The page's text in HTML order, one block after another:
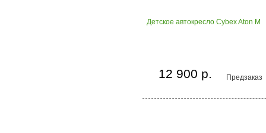
Детское автокресло Cybex Aton M
Предзаказ
12 900 р.